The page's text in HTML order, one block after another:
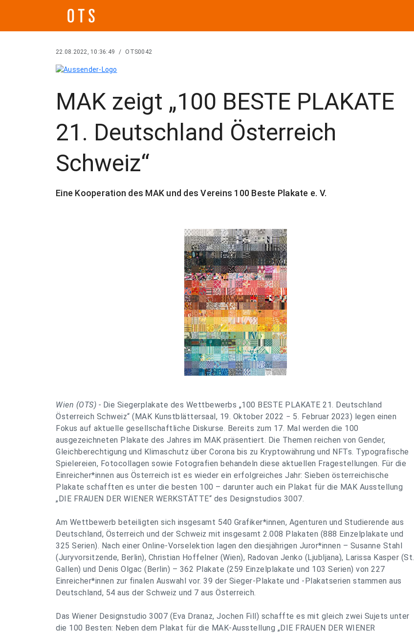
22.08.2022, 10:36:49 / OTS0042
MAK zeigt „100 BESTE PLAKATE
21. Deutschland Österreich
Schweiz“
Eine Kooperation des MAK und des Vereins 100 Beste Plakate e. V.
Wien (OTS) - Die Siegerplakate des Wettbewerbs „100 BESTE PLAKATE 21. Deutschland
Österreich Schweiz“ (MAK Kunstblättersaal, 19. Oktober 2022 − 5. Februar 2023) legen einen
Fokus auf aktuelle gesellschaftliche Diskurse. Bereits zum 17. Mal werden die 100
ausgezeichneten Plakate des Jahres im MAK präsentiert. Die Themen reichen von Gender,
Gleichberechtigung und Klimaschutz über Corona bis zu Kryptowährung und NFTs. Typografische
Spielereien, Fotocollagen sowie Fotografien behandeln diese aktuellen Fragestellungen. Für die
Einreicher*innen aus Österreich ist es wieder ein erfolgreiches Jahr: Sieben österreichische
Plakate schafften es unter die besten 100 – darunter auch ein Plakat für die MAK Ausstellung
„DIE FRAUEN DER WIENER WERKSTÄTTE“ des Designstudios 3007.
Am Wettbewerb beteiligten sich insgesamt 540 Grafiker*innen, Agenturen und Studierende aus
Deutschland, Österreich und der Schweiz mit insgesamt 2.008 Plakaten (888 Einzelplakate und
325 Serien). Nach einer Online-Vorselektion lagen den diesjährigen Juror*innen – Susanne Stahl
(Juryvorsitzende, Berlin), Christian Hoffelner (Wien), Radovan Jenko (Ljubljana), Larissa Kasper (St.
Gallen) und Denis Olgac (Berlin) – 362 Plakate (259 Einzelplakate und 103 Serien) von 227
Einreicher*innen zur finalen Auswahl vor. 39 der Sieger-Plakate und -Plakatserien stammen aus
Deutschland, 54 aus der Schweiz und 7 aus Österreich.
Das Wiener Designstudio 3007 (Eva Dranaz, Jochen Fill) schaffte es mit gleich zwei Sujets unter
die 100 Besten: Neben dem Plakat für die MAK-Ausstellung „DIE FRAUEN DER WIENER